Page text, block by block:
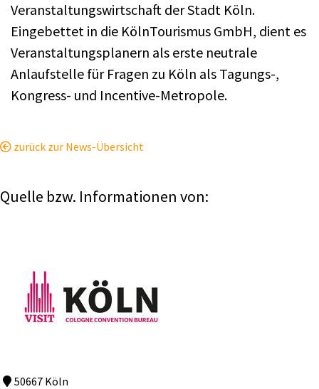
Veranstaltungswirtschaft der Stadt Köln.
Eingebettet in die KölnTourismus GmbH, dient es
Veranstaltungsplanern als erste neutrale
Anlaufstelle für Fragen zu Köln als Tagungs-,
Kongress- und Incentive-Metropole.
zurück zur News-Übersicht
Quelle bzw. Informationen von:
50667 Köln